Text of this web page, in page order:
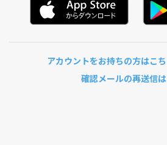
アカウントをお持ちの方はこち
確認メールの再送信